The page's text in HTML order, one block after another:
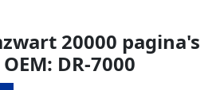
20000 pagina's
DR-7000